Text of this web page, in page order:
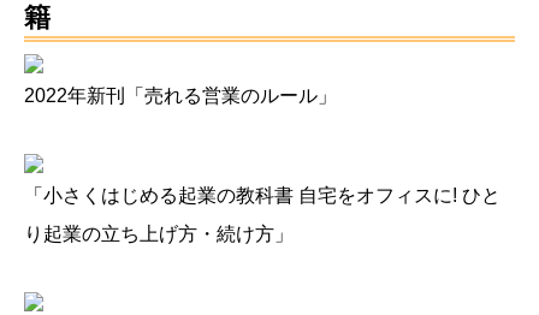
籍
2022年新刊「売れる営業のルール」
「小さくはじめる起業の教科書 自宅をオフィスに! ひと
り起業の立ち上げ方・続け方」